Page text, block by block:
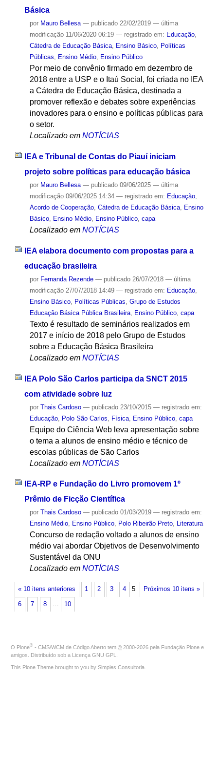
Básica
por Mauro Bellesa — publicado22/02/2019 — última
modificação11/06/2020 06:19 — registrado em: Educação,
Cátedra de Educação Básica, Ensino Básico, Políticas
Públicas, Ensino Médio, Ensino Público
Por meio de convênio firmado em dezembro de
2018 entre a USP e o Itaú Social, foi criada no IEA
a Cátedra de Educação Básica, destinada a
promover reflexão e debates sobre experiências
inovadores para o ensino e políticas públicas para
o setor.
Localizado em NOTÍCIAS
IEA e Tribunal de Contas do Piauí iniciam
projeto sobre políticas para educação básica
por Mauro Bellesa — publicado09/06/2025 — última
modificação09/06/2025 14:34 — registrado em: Educação,
Acordo de Cooperação, Cátedra de Educação Básica, Ensino
Básico, Ensino Médio, Ensino Público, capa
Localizado em NOTÍCIAS
IEA elabora documento com propostas para a
educação brasileira
por Fernanda Rezende — publicado26/07/2018 — última
modificação27/07/2018 14:49 — registrado em: Educação,
Ensino Básico, Políticas Públicas Grupo de Estudos
Educação Básica Pública Brasileira, Ensino Público, capa
Texto é resultado de seminários realizados em
2017 e início de 2018 pelo Grupo de Estudos
sobre a Educação Básica Brasileira
Localizado em NOTÍCIAS
IEA Polo São Carlos participa da SNCT 2015
com atividade sobre luz
por Thais Cardoso — publicado23/10/2015 — registrado em:
Educação, Polo São Carlos Física, Ensino Público, capa
Equipe do Ciência Web leva apresentação sobre
o tema a alunos de ensino médio e técnico de
escolas públicas de São Carlos
Localizado em NOTÍCIAS
IEA-RP e Fundação do Livro promovem 1º
Prêmio de Ficção Científica
por Thais Cardoso — publicado01/03/2019 — registrado em:
Ensino Médio, Ensino Público, Polo Ribeirão Preto, Literatura
Concurso de redação voltado a alunos de ensino
médio vai abordar Objetivos de Desenvolvimento
Sustentável da ONU
Localizado em NOTÍCIAS
« 10 itens anteriores Próximos 10 itens »
1 2 3 4 5
6 7 8 … 10
O Plone® - CMS/WCM de Código Aberto tem © 2000-2026 pela Fundação Plone e
amigos. Distribuído sob a Licença GNU GPL
This Plone Theme brought to you by Simples Consultoria